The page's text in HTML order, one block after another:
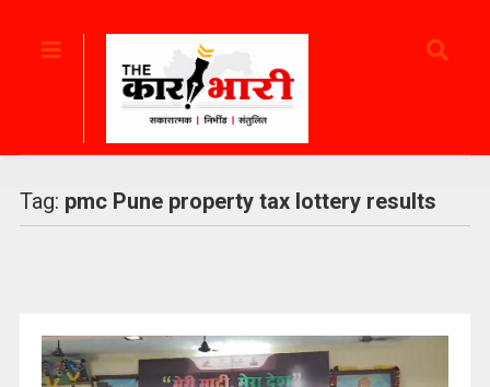
Tag: pmc Pune property tax lottery results